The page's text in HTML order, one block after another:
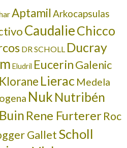
Aptamil Arkocapsulas
CaudalieChicco
DR SCHOLL Ducray
Eludril EucerinGalenic
Klorane Lierac Medela
Nuk Nutribén
Rene FurtererRoc
GalletScholl